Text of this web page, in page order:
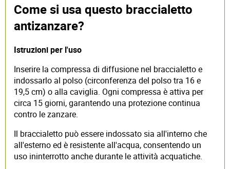
Come si usa questo braccialetto
antizanzare?
Istruzioni per l'uso
Inserire la compressa di diffusione nel braccialetto e
indossarlo al polso (circonferenza del polso tra 16 e
19,5 cm) o alla caviglia. Ogni compressa è attiva per
circa 15 giorni, garantendo una protezione continua
contro le zanzare.
Il braccialetto può essere indossato sia all'interno che
all'esterno ed è resistente all'acqua, consentendo un
uso ininterrotto anche durante le attività acquatiche.